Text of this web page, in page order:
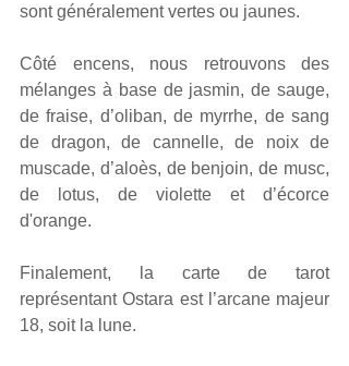
sont généralement vertes ou jaunes.
Côté encens, nous retrouvons des
mélanges à base de jasmin, de sauge,
de fraise, d’oliban, de myrrhe, de sang
de dragon, de cannelle, de noix de
muscade, d’aloès, de benjoin, de musc,
de lotus, de violette et d’écorce
d'orange.
Finalement, la carte de tarot
représentant Ostara est l’arcane majeur
18, soit la lune.